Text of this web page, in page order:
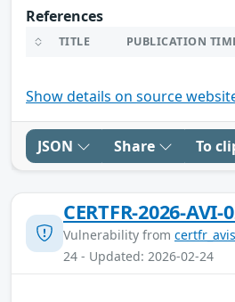
References
TITLE PUBLICATION
Show details on source
JSON Share To
CERTFR-2026-AVI-
Vulnerability from certfr_avis
24 - Updated: 2026-02-24